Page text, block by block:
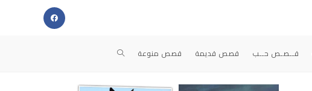
قــصـص حــب قصص قديمة قصص منوعة